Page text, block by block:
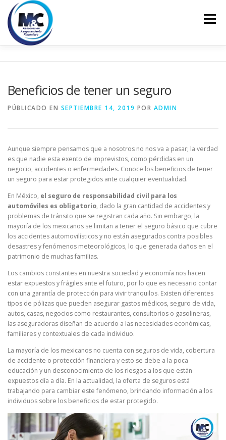
Saltar
contenido
Menú
Beneficios de tener un seguro
PÚBLICADO EN SEPTIEMBRE 14, 2019 POR ADMIN
Aunque siempre pensamos que a nosotros no nos va a pasar; la verdad
es que nadie esta exento de imprevistos, como pérdidas en un
negocio, accidentes o enfermedades. Conoce los beneficios de tener
un seguro para estar protegidos ante cualquier eventualidad.
En México, el seguro de responsabilidad civil para los
automóviles es obligatorio, dado la gran cantidad de accidentes y
problemas de tránsito que se registran cada año. Sin embargo, la
mayoría de los mexicanos se limitan a tener el seguro básico que cubre
los accidentes automovilísticos y no están asegurados contra posibles
desastres y fenómenos meteorológicos, lo que generada daños en el
patrimonio de muchas familias.
Los cambios constantes en nuestra sociedad y economía nos hacen
estar expuestos y frágiles ante el futuro, por lo que es necesario contar
con una garantía de protección para vivir tranquilos. Existen diferentes
tipos de pólizas que pueden asegurar gastos médicos, seguro de vida,
autos, casas, negocios como restaurantes, consultorios o gasolineras,
las aseguradoras diseñan de acuerdo a las necesidades económicas,
familiares y contextuales de cada individuo.
La mayoría de los mexicanos no cuenta con seguros de vida, cobertura
de accidente o protección financiera y esto se debe a la poca
educación y un desconocimiento de los riesgos a los que están
expuestos día a día. En la actualidad, la oferta de seguros está
trabajando para cambiar este fenómeno, brindando información a los
individuos sobre los beneficios de estar protegido.